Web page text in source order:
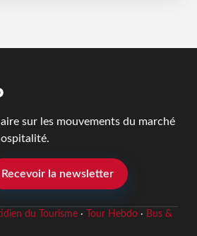
sur les mouvements du marché
Recevoir la newsletter
du Tourisme· Tour Hebdo· Bus &